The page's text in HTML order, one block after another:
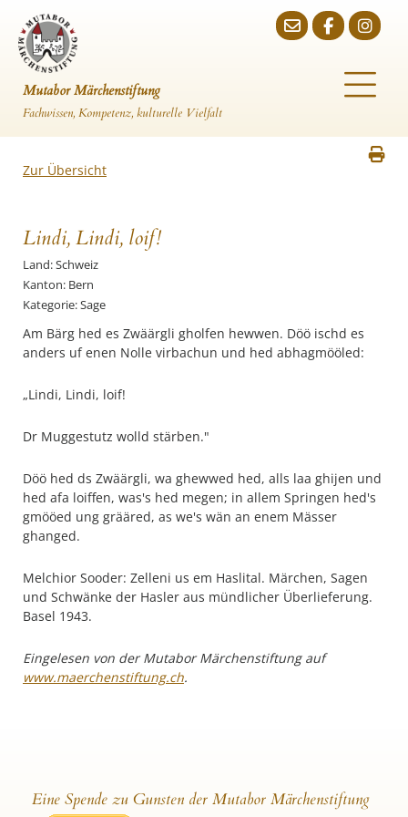
Mutabor Märchenstiftung
Fachwissen, Kompetenz, kulturelle Vielfalt
Zur Übersicht
Lindi, Lindi, loif!
Land: Schweiz
Kanton: Bern
Kategorie: Sage
Am Bärg hed es Zwäärgli gholfen hewwen. Döö ischd es
anders uf enen Nolle virbachun und hed abhagmööled:
„Lindi, Lindi, loif!
Dr Muggestutz wolld stärben."
Döö hed ds Zwäärgli, wa ghewwed hed, alls laa ghijen und
hed afa loiffen, was's hed megen; in allem Springen hed's
gmööed ung grääred, as we's wän an enem Mässer
ghanged.
Melchior Sooder: Zelleni us em Haslital. Märchen, Sagen
und Schwänke der Hasler aus mündlicher Überlieferung.
Basel 1943.
Eingelesen von der Mutabor Märchenstiftung auf
www.maerchenstiftung.ch.
Eine Spende zu Gunsten der Mutabor Märchenstiftung